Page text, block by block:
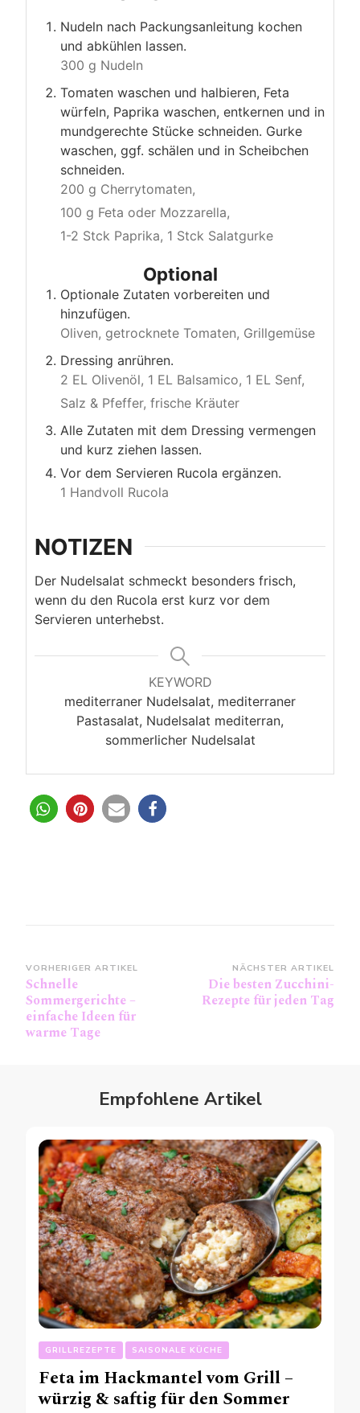
Nudeln nach Packungsanleitung kochen
und abkühlen lassen.
300 g Nudeln
Tomaten waschen und halbieren, Feta
würfeln, Paprika waschen, entkernen und in
mundgerechte Stücke schneiden. Gurke
waschen, ggf. schälen und in Scheibchen
schneiden.
200 g Cherrytomaten,
100 g Feta oder Mozzarella,
1-2 Stck Paprika, 1 Stck Salatgurke
Optional
Optionale Zutaten vorbereiten und
hinzufügen.
Oliven, getrocknete Tomaten, Grillgemüse
Dressing anrühren.
2 EL Olivenöl, 1 EL Balsamico, 1 EL Senf,
Salz & Pfeffer, frische Kräuter
Alle Zutaten mit dem Dressing vermengen
und kurz ziehen lassen.
Vor dem Servieren Rucola ergänzen.
1 Handvoll Rucola
NOTIZEN
Der Nudelsalat schmeckt besonders frisch,
wenn du den Rucola erst kurz vor dem
Servieren unterhebst.
KEYWORD
mediterraner Nudelsalat, mediterraner
Pastasalat, Nudelsalat mediterran,
sommerlicher Nudelsalat
0
Beitragsnavigation
VORHERIGER ARTIKEL
Schnelle
Sommergerichte –
einfache Ideen für
warme Tage
NÄCHSTER ARTIKEL
Die besten Zucchini-
Rezepte für jeden Tag
Empfohlene Artikel
GRILLREZEPTE SAISONALE KÜCHE
Feta im Hackmantel vom Grill –
würzig & saftig für den Sommer